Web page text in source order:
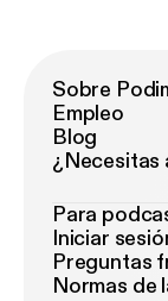
Sobre
Empleo
Blog
¿Necesitas
Para
Iniciar
Preguntas
Normas de